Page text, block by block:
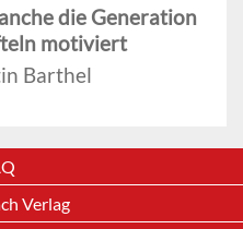
die Generation
motiviert
Barthel
Verlag